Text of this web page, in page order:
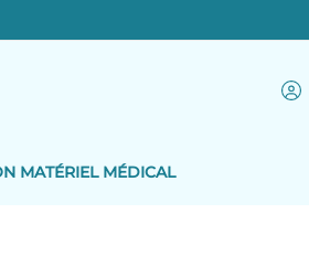
MATÉRIEL MÉDICAL